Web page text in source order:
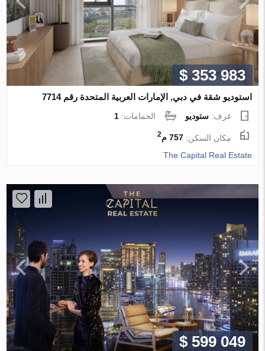
$ 353 983
استوديو شقة في دبي, الإمارات العربية المتحدة رقم 7714
غرف:ستوديو الحمامات:1
مكان السكن:757 م 2
The Capital Real Estate
$ 599 049